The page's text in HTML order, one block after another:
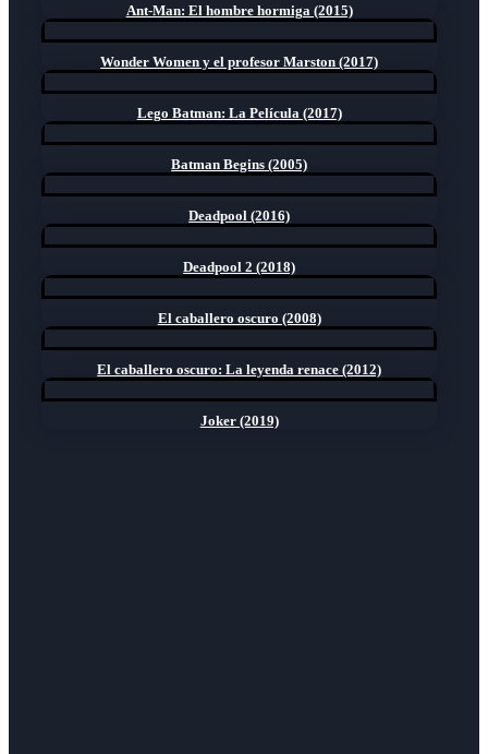
Ant-Man: El hombre hormiga (2015)
Wonder Women y el profesor Marston (2017)
Lego Batman: La Película (2017)
Batman Begins (2005)
Deadpool (2016)
Deadpool 2 (2018)
El caballero oscuro (2008)
El caballero oscuro: La leyenda renace (2012)
Joker (2019)